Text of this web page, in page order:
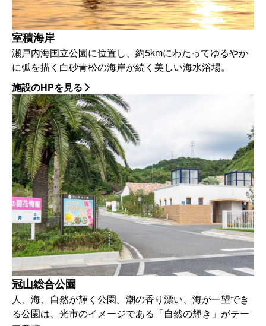
室積海岸
瀬戸内海国立公園に位置し、約5kmにわたってゆるやか
に弧を描く白砂青松の海岸が続く美しい海水浴場。
施設のHPを見る
冠山総合公園
人、海、自然が輝く公園。潮の香り漂い、海が一望でき
る公園は、光市のイメージである「自然の輝き」がテー